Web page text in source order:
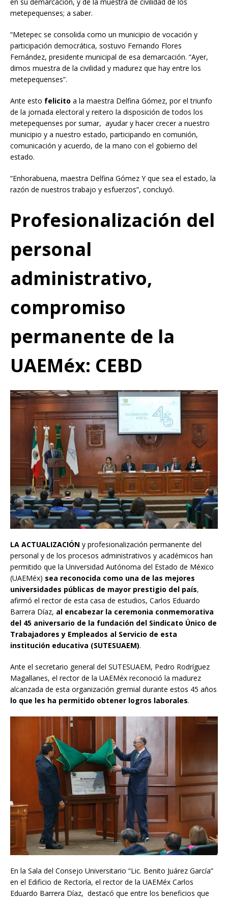
metepequenses; a saber.
“Metepec se consolida como un municipio de vocación y
participación democrática, sostuvo Fernando Flores
Fernández, presidente municipal de esa demarcación. “Ayer,
dimos muestra de la civilidad y madurez que hay entre los
metepequenses”.
Ante esto felicito a la maestra Delfina Gómez, por el triunfo
de la jornada electoral y reitero la disposición de todos los
metepequenses por sumar, ayudar y hacer crecer a nuestro
municipio y a nuestro estado, participando en comunión,
comunicación y acuerdo, de la mano con el gobierno del
estado.
“Enhorabuena, maestra Delfina Gómez Y que sea el estado, la
razón de nuestros trabajo y esfuerzos”, concluyó.
Profesionalización del
personal
administrativo,
compromiso
permanente de la
UAEMéx: CEBD
LA ACTUALIZACIÓN y profesionalización permanente del
personal y de los procesos administrativos y académicos han
permitido que la Universidad Autónoma del Estado de México
(UAEMéx) sea reconocida como una de las mejores
universidades públicas de mayor prestigio del país,
afirmó el rector de esta casa de estudios, Carlos Eduardo
Barrera Díaz, al encabezar la ceremonia conmemorativa
del 45 aniversario de la fundación del Sindicato Único de
Trabajadores y Empleados al Servicio de esta
institución educativa (SUTESUAEM).
Ante el secretario general del SUTESUAEM, Pedro Rodríguez
Magallanes, el rector de la UAEMéx reconoció la madurez
alcanzada de esta organización gremial durante estos 45 años
lo que les ha permitido obtener logros laborales.
En la Sala del Consejo Universitario “Lic. Benito Juárez García”
en el Edificio de Rectoría, el rector de la UAEMéx Carlos
Eduardo Barrera Díaz, destacó que entre los beneficios que